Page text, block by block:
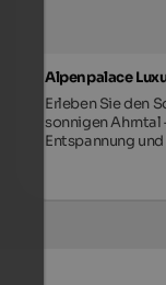
Alpenpalace
Erleben Sie den
sonnigen Ahrntal
Entspannung